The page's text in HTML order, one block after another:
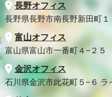
長野オフィス
長野県長野市南長野新田町１
富山オフィス
富山県富山市一番町４−２５
金沢オフィス
石川県金沢市此花町５−６ ラ